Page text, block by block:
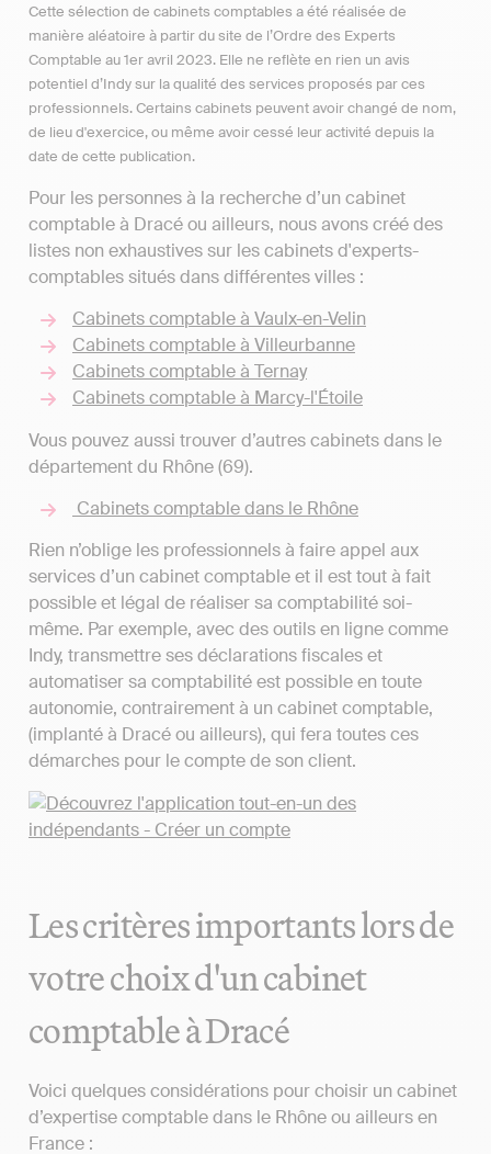
Cette sélection de cabinets comptables a été réalisée de
manière aléatoire à partir du site de l’Ordre des Experts
Comptable au 1er avril 2023. Elle ne reflète en rien un avis
potentiel d’Indy sur la qualité des services proposés par ces
professionnels. Certains cabinets peuvent avoir changé de nom,
de lieu d'exercice, ou même avoir cessé leur activité depuis la
date de cette publication.
Pour les personnes à la recherche d’un cabinet
comptable à Dracé ou ailleurs, nous avons créé des
listes non exhaustives sur les cabinets d'experts-
comptables situés dans différentes villes :
Cabinets comptable à Vaulx-en-Velin
Cabinets comptable à Villeurbanne
Cabinets comptable à Ternay
Cabinets comptable à Marcy-l'Étoile
Vous pouvez aussi trouver d’autres cabinets dans le
département du Rhône (69).
Cabinets comptable dans le Rhône
Rien n’oblige les professionnels à faire appel aux
services d’un cabinet comptable et il est tout à fait
possible et légal de réaliser sa comptabilité soi-
même. Par exemple, avec des outils en ligne comme
Indy, transmettre ses déclarations fiscales et
automatiser sa comptabilité est possible en toute
autonomie, contrairement à un cabinet comptable,
(implanté à Dracé ou ailleurs), qui fera toutes ces
démarches pour le compte de son client.
Les critères importants lors de
votre choix d'un cabinet
comptable à Dracé
Voici quelques considérations pour choisir un cabinet
d’expertise comptable dans le Rhône ou ailleurs en
France :